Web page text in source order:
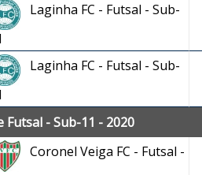
Laginha FC - Futsal - Sub-
Laginha FC - Futsal - Sub-
- Sub-11 - 2020
Coronel Veiga FC - Futsal -